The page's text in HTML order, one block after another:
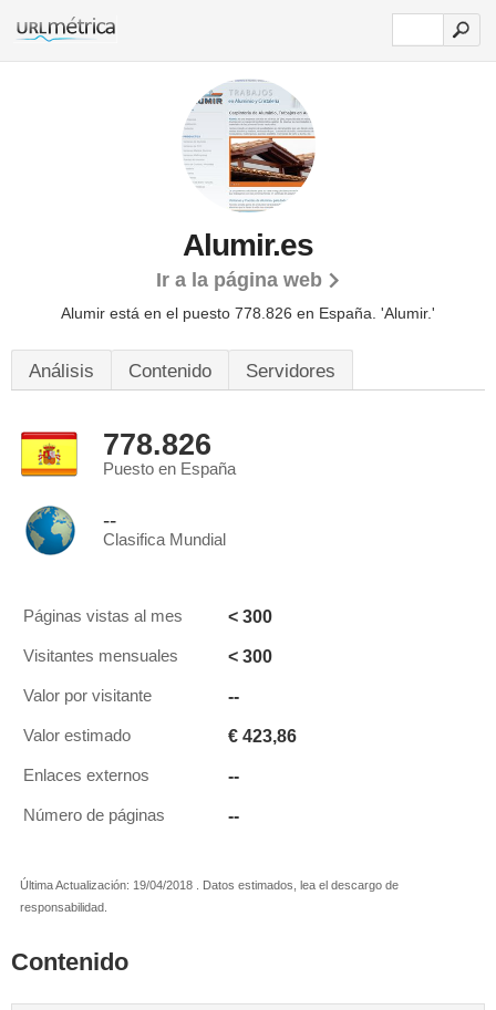
Alumir.es
Ir a la página web
Alumir está en el puesto 778.826 en España. 'Alumir.'
Análisis Contenido Servidores
778.826
Puesto en España
--
Clasifica Mundial
Páginas vistas al mes < 300
Visitantes mensuales < 300
Valor por visitante --
Valor estimado € 423,86
Enlaces externos --
Número de páginas --
Última Actualización: 19/04/2018 . Datos estimados, lea el descargo de
responsabilidad.
Contenido